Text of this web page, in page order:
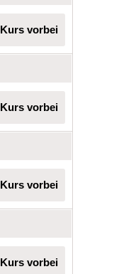
Kurs vorbei
Kurs vorbei
Kurs vorbei
Kurs vorbei